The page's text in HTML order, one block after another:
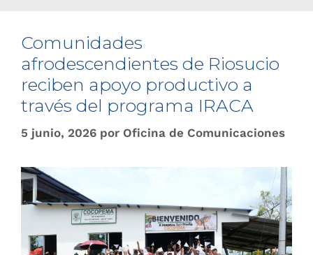
Comunidades
afrodescendientes de Riosucio
reciben apoyo productivo a
través del programa IRACA
5 junio, 2026 por Oficina de Comunicaciones